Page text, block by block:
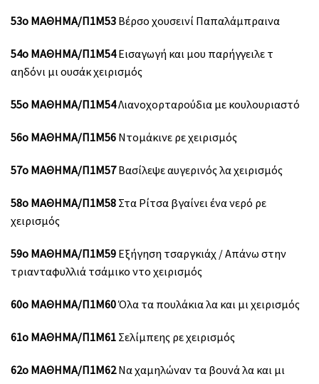
53ο ΜΑΘΗΜΑ/Π1Μ53 Βέρσο χουσεινί Παπαλάμπραινα
54ο ΜΑΘΗΜΑ/Π1Μ54Εισαγωγή και μου παρήγγειλε τ
αηδόνι μι ουσάκ χειρισμός
55ο ΜΑΘΗΜΑ/Π1Μ54Λιανοχορταρούδια με κουλουριαστό
56ο ΜΑΘΗΜΑ/Π1Μ56 Ντομάκινε ρε χειρισμός
57ο ΜΑΘΗΜΑ/Π1Μ57Βασίλεψε αυγερινός λα χειρισμός
58ο ΜΑΘΗΜΑ/Π1Μ58 Στα Ρίτσα βγαίνει ένα νερό ρε
χειρισμός
59ο ΜΑΘΗΜΑ/Π1Μ59 Εξήγηση τσαργκιάχ / Απάνω στην
τριανταφυλλιά τσάμικο ντο χειρισμός
60ο ΜΑΘΗΜΑ/Π1Μ60Όλα τα πουλάκια λα και μι χειρισμός
61ο ΜΑΘΗΜΑ/Π1Μ61 Σελίμπεης ρε χειρισμός
62ο ΜΑΘΗΜΑ/Π1Μ62Να χαμηλώναν τα βουνά λα και μι